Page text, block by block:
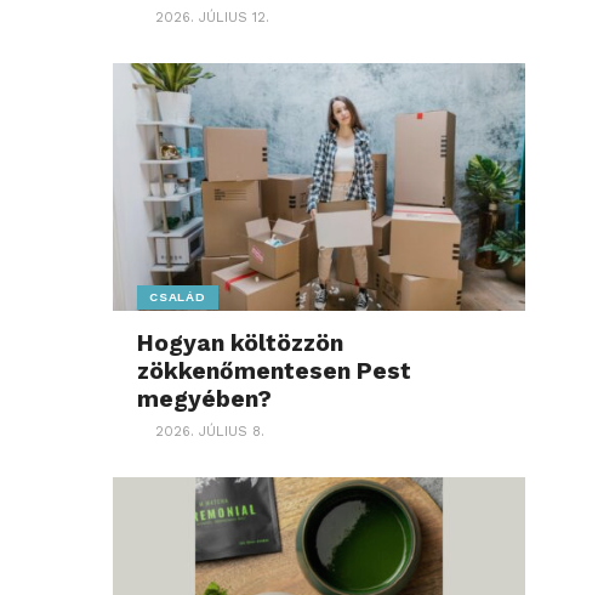
2026. JÚLIUS 12.
CSALÁD
Hogyan költözzön
zökkenőmentesen Pest
megyében?
2026. JÚLIUS 8.